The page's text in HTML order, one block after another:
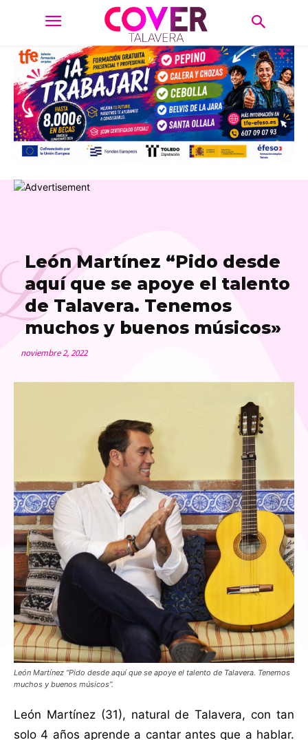
León Martínez “Pido desde
aquí que se apoye el talento
de Talavera. Tenemos
muchos y buenos músicos»
noviembre 2, 2022
León Martínez “Pido desde aquí que se apoye el talento de Talavera. Tenemos
muchos y buenos músicos”.
León Martínez (31), natural de Talavera, con tan
solo 4 años aprende a cantar antes que a hablar.